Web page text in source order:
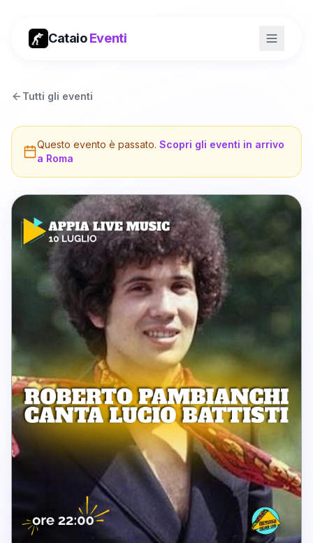
CataioEventi
Tutti gli eventi
Questo evento è passato. Scopri gli eventi in arrivo
a Roma